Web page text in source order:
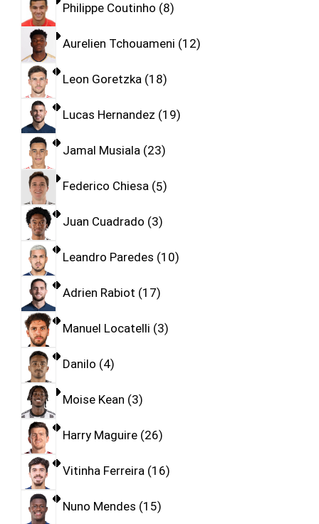
Philippe Coutinho 8
Aurelien Tchouameni 12
Leon Goretzka 18
Lucas Hernandez 19
Jamal Musiala 23
Federico Chiesa 5
Juan Cuadrado 3
Leandro Paredes 10
Adrien Rabiot 17
Manuel Locatelli 3
Danilo 4
Moise Kean 3
Harry Maguire 26
Vitinha Ferreira 16
Nuno Mendes 15